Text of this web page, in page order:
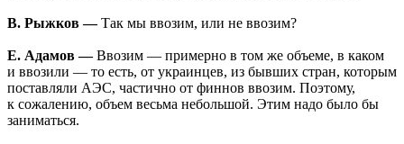
В. Рыжков —Так мы ввозим, или не ввозим?
Е. Адамов —Ввозим — примерно в том же объеме, в каком
и ввозили — то есть, от украинцев, из бывших стран, которым
поставляли АЭС, частично от финнов ввозим. Поэтому,
к сожалению, объем весьма небольшой. Этим надо было бы
заниматься.